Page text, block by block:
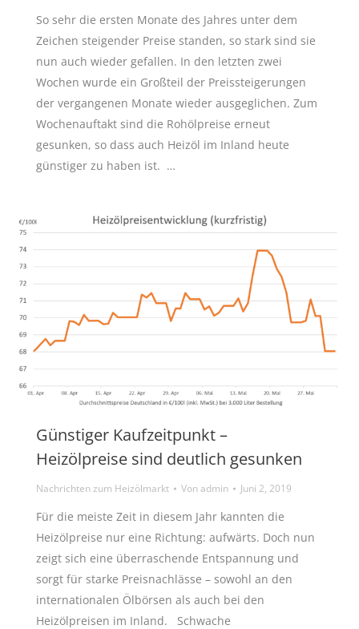
So sehr die ersten Monate des Jahres unter dem
Zeichen steigender Preise standen, so stark sind sie
nun auch wieder gefallen. In den letzten zwei
Wochen wurde ein Großteil der Preissteigerungen
der vergangenen Monate wieder ausgeglichen. Zum
Wochenauftakt sind die Rohölpreise erneut
gesunken, so dass auch Heizöl im Inland heute
günstiger zu haben ist. …
Günstiger Kaufzeitpunkt –
Heizölpreise sind deutlich gesunken
Nachrichten zum Heizölmarkt Vonadmin Juni 2, 2019
Für die meiste Zeit in diesem Jahr kannten die
Heizölpreise nur eine Richtung: aufwärts. Doch nun
zeigt sich eine überraschende Entspannung und
sorgt für starke Preisnachlässe – sowohl an den
internationalen Ölbörsen als auch bei den
Heizölpreisen im Inland. Schwache